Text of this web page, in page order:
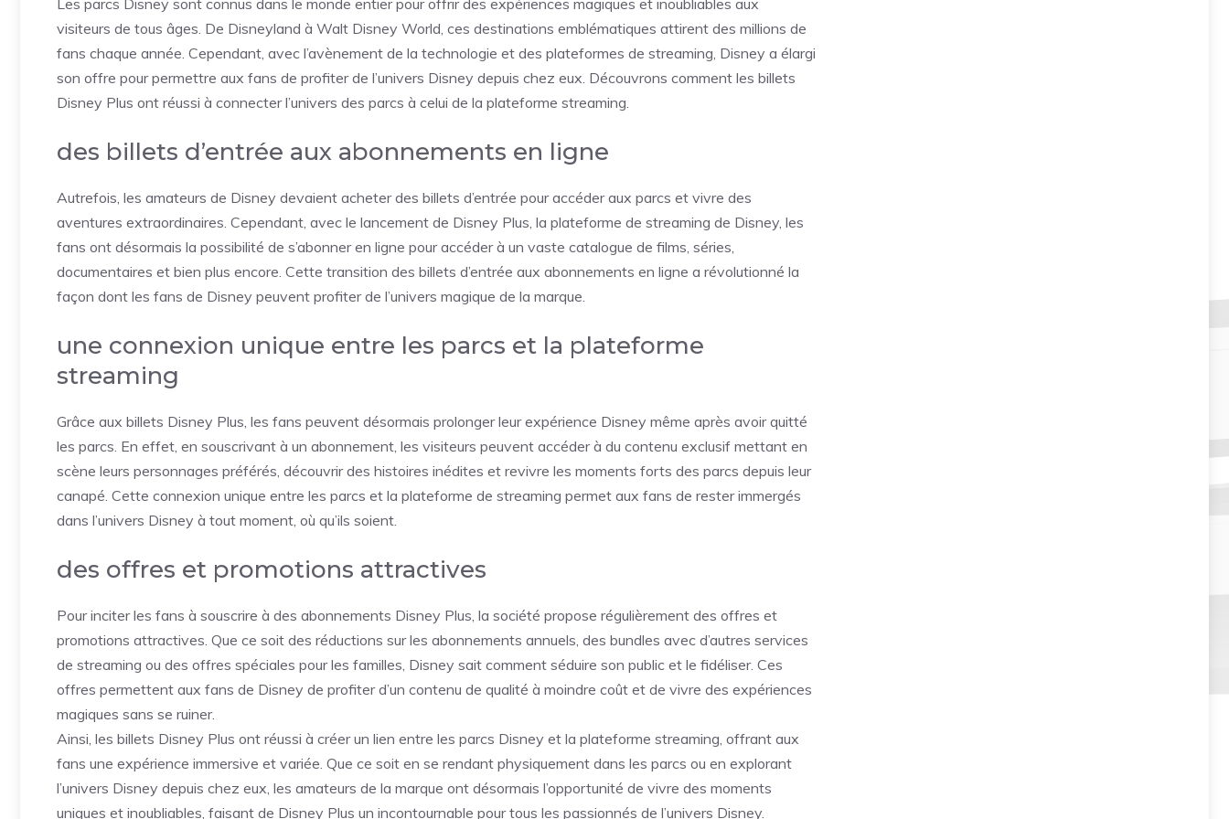
Les parcs Disney sont connus dans le monde entier pour offrir des expériences magiques et inoubliables aux
visiteurs de tous âges. De Disneyland à Walt Disney World, ces destinations emblématiques attirent des millions de
fans chaque année. Cependant, avec l’avènement de la technologie et des plateformes de streaming, Disney a élargi
son offre pour permettre aux fans de profiter de l’univers Disney depuis chez eux. Découvrons comment les billets
Disney Plus ont réussi à connecter l’univers des parcs à celui de la plateforme streaming.
des billets d’entrée aux abonnements en ligne
Autrefois, les amateurs de Disney devaient acheter des billets d’entrée pour accéder aux parcs et vivre des
aventures extraordinaires. Cependant, avec le lancement de Disney Plus, la plateforme de streaming de Disney, les
fans ont désormais la possibilité de s’abonner en ligne pour accéder à un vaste catalogue de films, séries,
documentaires et bien plus encore. Cette transition des billets d’entrée aux abonnements en ligne a révolutionné la
façon dont les fans de Disney peuvent profiter de l’univers magique de la marque.
une connexion unique entre les parcs et la plateforme
streaming
Grâce aux billets Disney Plus, les fans peuvent désormais prolonger leur expérience Disney même après avoir quitté
les parcs. En effet, en souscrivant à un abonnement, les visiteurs peuvent accéder à du contenu exclusif mettant en
scène leurs personnages préférés, découvrir des histoires inédites et revivre les moments forts des parcs depuis leur
canapé. Cette connexion unique entre les parcs et la plateforme de streaming permet aux fans de rester immergés
dans l’univers Disney à tout moment, où qu’ils soient.
des offres et promotions attractives
Pour inciter les fans à souscrire à des abonnements Disney Plus, la société propose régulièrement des offres et
promotions attractives. Que ce soit des réductions sur les abonnements annuels, des bundles avec d’autres services
de streaming ou des offres spéciales pour les familles, Disney sait comment séduire son public et le fidéliser. Ces
offres permettent aux fans de Disney de profiter d’un contenu de qualité à moindre coût et de vivre des expériences
magiques sans se ruiner.
Ainsi, les billets Disney Plus ont réussi à créer un lien entre les parcs Disney et la plateforme streaming, offrant aux
fans une expérience immersive et variée. Que ce soit en se rendant physiquement dans les parcs ou en explorant
l’univers Disney depuis chez eux, les amateurs de la marque ont désormais l’opportunité de vivre des moments
uniques et inoubliables, faisant de Disney Plus un incontournable pour tous les passionnés de l’univers Disney.